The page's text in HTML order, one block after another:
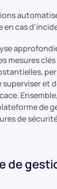
en cas
mesures
et
de
de
de